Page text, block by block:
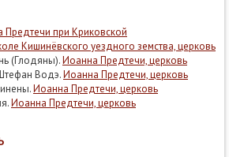
Предтечи при Криковской
Кишинёвского уездного земства, церковь
(Глодяны).Иоанна Предтечи, церковь
Водэ.Иоанна Предтечи, церковь
Иоанна Предтечи, церковь
Иоанна Предтечи, церковь